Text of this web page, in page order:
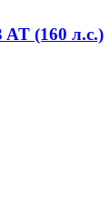
(160 л.с.)